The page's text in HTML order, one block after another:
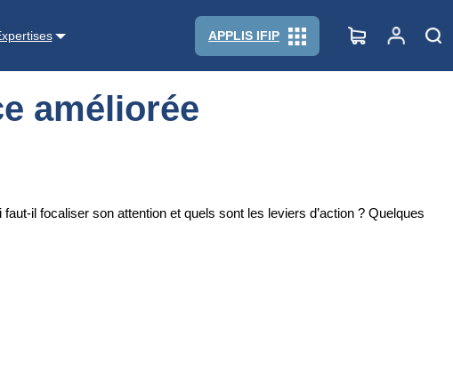
APPLIS IFIP
améliorée
il focaliser son attention et quels sont les leviers d’action ? Quelques